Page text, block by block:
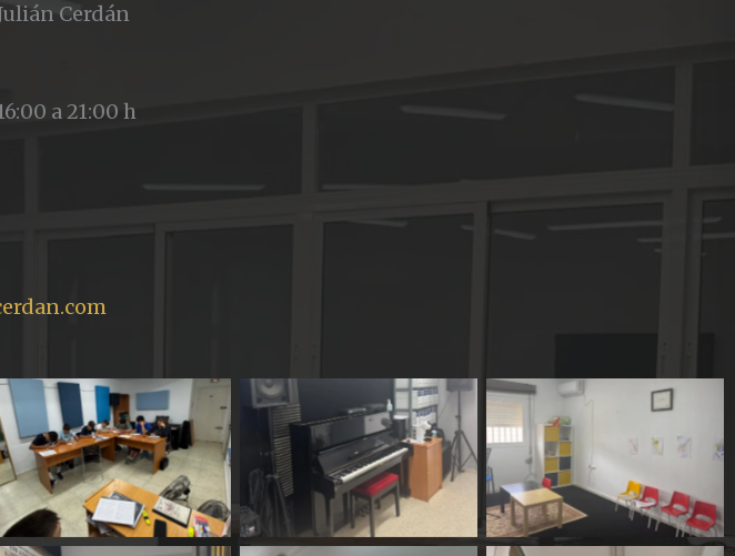
Cerdán
a 21:00 h